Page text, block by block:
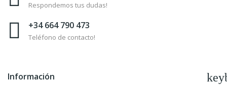
Respondemos tus dudas!
+34 664 790 473
Teléfono de contacto!
Información